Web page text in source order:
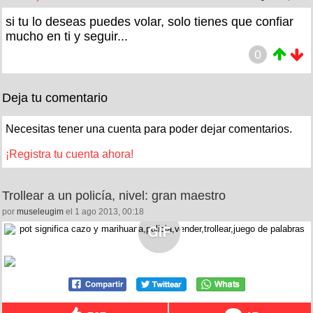
si tu lo deseas puedes volar, solo tienes que confiar
mucho en ti y seguir...
0
Deja tu comentario
Necesitas tener una cuenta para poder dejar comentarios.
¡Registra tu cuenta ahora!
Trollear a un policía, nivel: gran maestro
por museleugim el 1 ago 2013, 00:18